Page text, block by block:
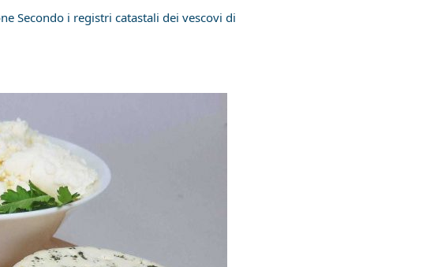
Secondo i registri catastali dei vescovi di